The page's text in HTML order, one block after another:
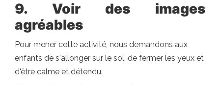
9. Voir des images
agréables
Pour mener cette activité, nous demandons aux
enfants de s'allonger sur le sol, de fermer les yeux et
d'être calme et détendu.